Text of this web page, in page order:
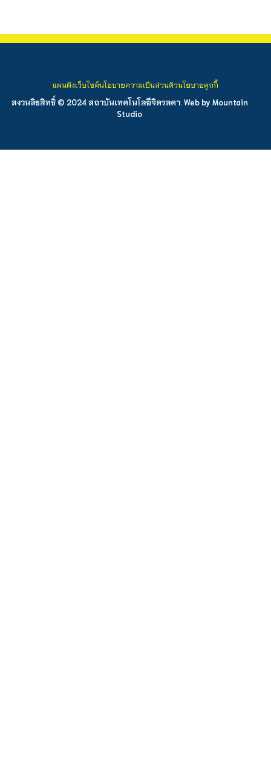
สงวนลิขสิทธิ์ © 2024 สถาบันเทคโนโลยีจิตรลดา. Web by Mountain
Studio
แผนผังเว็บไซต์นโยบายความเป็นส่วนตัวนโยบายคุกกี้